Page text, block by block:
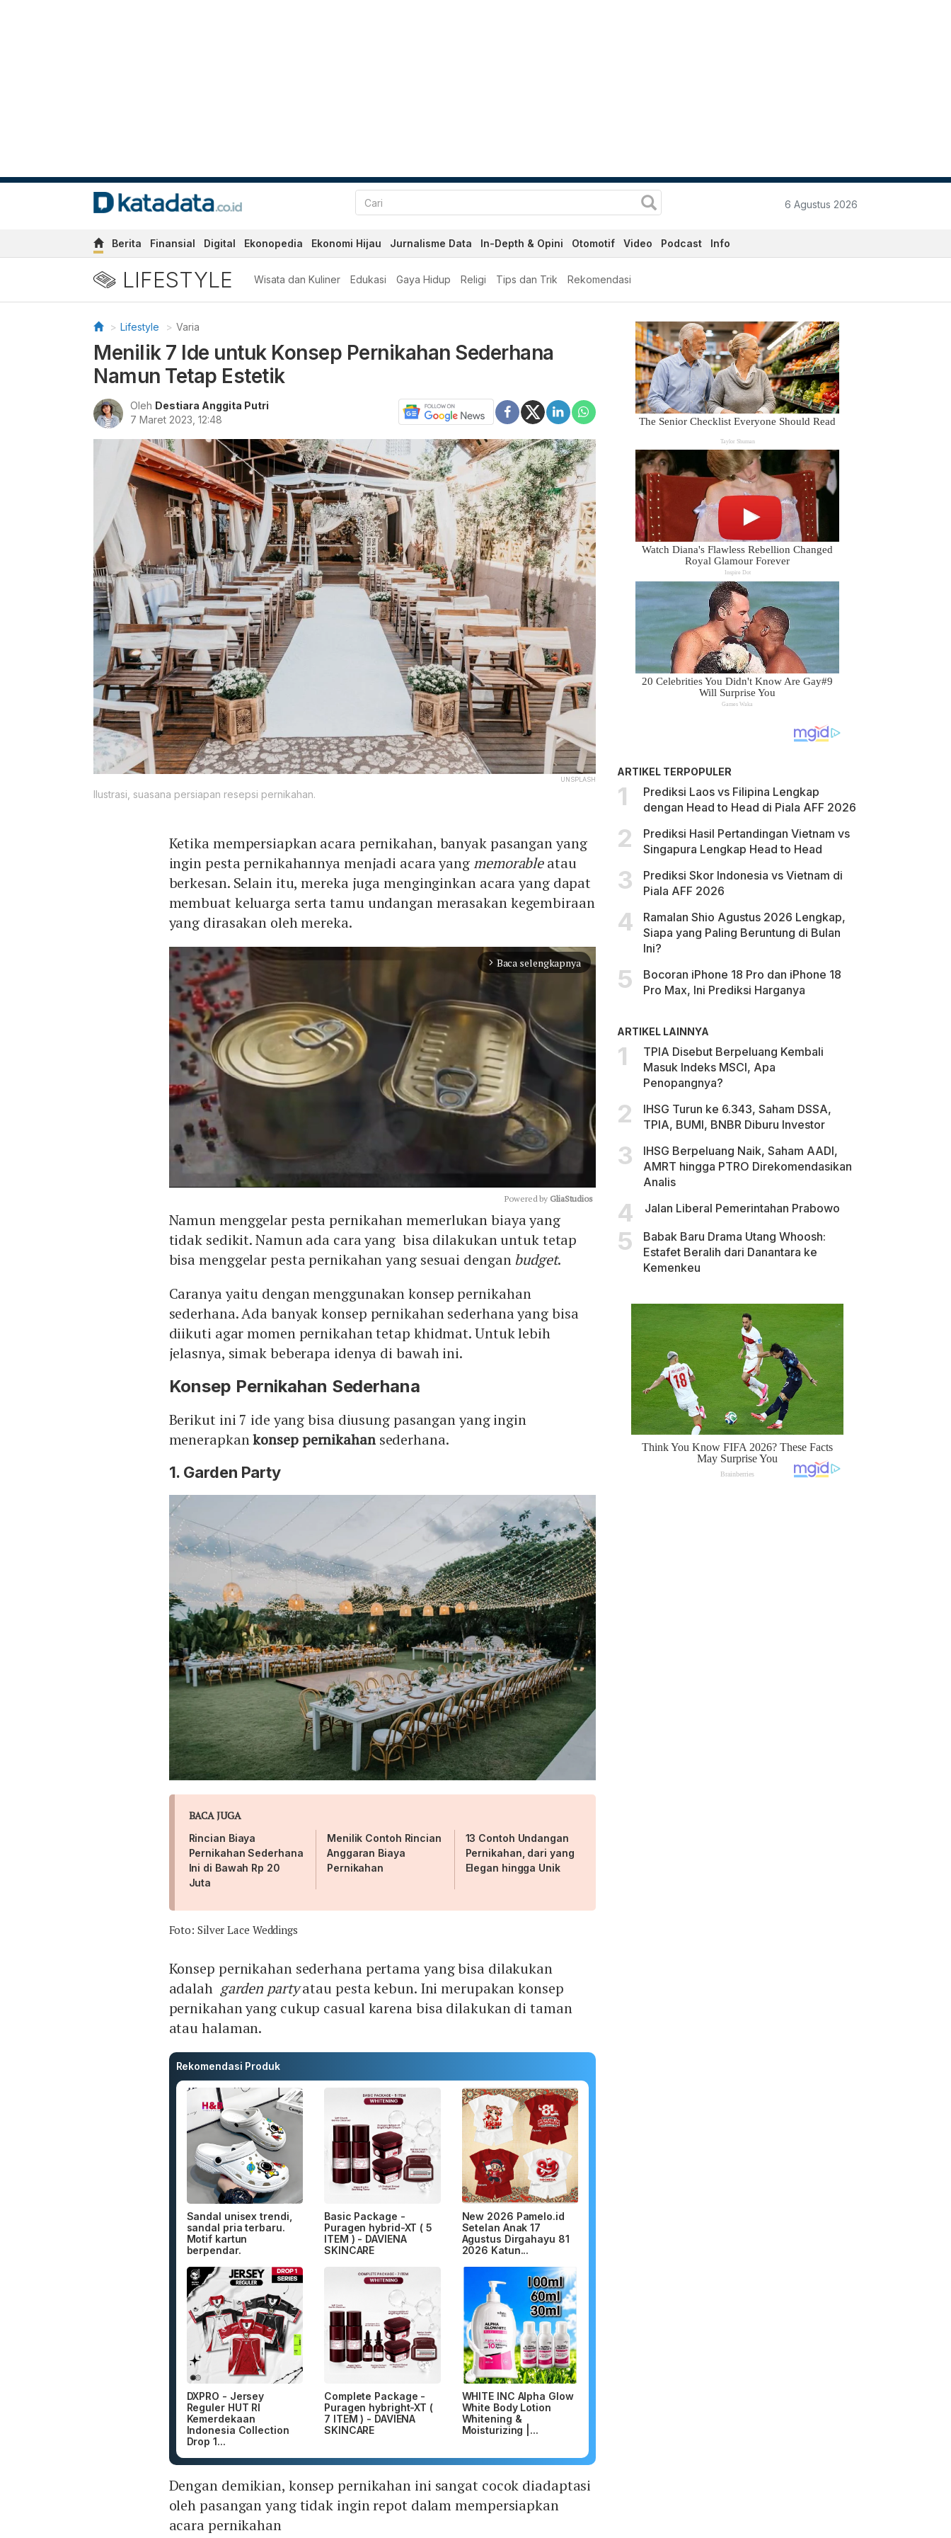
6 Agustus 2026
Berita Finansial Digital Ekonopedia Ekonomi Hijau Jurnalisme Data In-Depth & Opini Otomotif Video Podcast Info
LIFESTYLE Wisata dan Kuliner Edukasi Gaya Hidup Religi Tips dan Trik Rekomendasi
Lifestyle Varia
Menilik 7 Ide untuk Konsep Pernikahan Sederhana
Namun Tetap Estetik
Oleh Destiara Anggita Putri
7 Maret 2023, 12:48
UNSPLASH
Ilustrasi, suasana persiapan resepsi pernikahan.
Ketika mempersiapkan acara pernikahan, banyak pasangan yang
ingin pesta pernikahannya menjadi acara yangmemorableatau
berkesan. Selain itu, mereka juga menginginkan acara yang dapat
membuat keluarga serta tamu undangan merasakan kegembiraan
yang dirasakan oleh mereka.
arrow_forward_ios Baca selengkapnya
Mute
Powered by GliaStudios
Namun menggelar pesta pernikahan memerlukan biaya yang
tidak sedikit. Namun ada cara yang bisa dilakukan untuk tetap
bisa menggelar pesta pernikahan yang sesuai denganbudget.
Caranya yaitu dengan menggunakan konsep pernikahan
sederhana. Ada banyak konsep pernikahan sederhana yang bisa
diikuti agar momen pernikahan tetap khidmat. Untuk lebih
jelasnya, simak beberapa idenya di bawah ini.
Konsep Pernikahan Sederhana
Berikut ini 7 ide yang bisa diusung pasangan yang ingin
menerapkankonsep pernikahansederhana.
1. Garden Party
BACA JUGA
Rincian Biaya
Pernikahan Sederhana
Ini di Bawah Rp 20
Juta
Menilik Contoh Rincian
Anggaran Biaya
Pernikahan
13 Contoh Undangan
Pernikahan, dari yang
Elegan hingga Unik
Foto: Silver Lace Weddings
Konsep pernikahan sederhana pertama yang bisa dilakukan
adalah garden partyatau pesta kebun. Ini merupakan konsep
pernikahan yang cukup casual karena bisa dilakukan di taman
atau halaman.
Rekomendasi Produk
Sandal unisex trendi,
sandal pria terbaru.
Motif kartun
berpendar.
Basic Package -
Puragen hybrid-XT ( 5
ITEM ) - DAVIENA
SKINCARE
New 2026 Pamelo.id
Setelan Anak 17
Agustus Dirgahayu 81
2026 Katun...
DXPRO - Jersey
Reguler HUT RI
Kemerdekaan
Indonesia Collection
Drop 1...
Complete Package -
Puragen hybright-XT (
7 ITEM ) - DAVIENA
SKINCARE
WHITE INC Alpha Glow
White Body Lotion
Whitening &
Moisturizing |...
Dengan demikian, konsep pernikahan ini sangat cocok diadaptasi
oleh pasangan yang tidak ingin repot dalam mempersiapkan
acara pernikahan
ARTIKEL TERPOPULER
Prediksi Laos vs Filipina Lengkap
dengan Head to Head di Piala AFF 2026
Prediksi Hasil Pertandingan Vietnam vs
Singapura Lengkap Head to Head
Prediksi Skor Indonesia vs Vietnam di
Piala AFF 2026
Ramalan Shio Agustus 2026 Lengkap,
Siapa yang Paling Beruntung di Bulan
Ini?
Bocoran iPhone 18 Pro dan iPhone 18
Pro Max, Ini Prediksi Harganya
ARTIKEL LAINNYA
TPIA Disebut Berpeluang Kembali
Masuk Indeks MSCI, Apa
Penopangnya?
IHSG Turun ke 6.343, Saham DSSA,
TPIA, BUMI, BNBR Diburu Investor
IHSG Berpeluang Naik, Saham AADI,
AMRT hingga PTRO Direkomendasikan
Analis
Jalan Liberal Pemerintahan Prabowo
Babak Baru Drama Utang Whoosh:
Estafet Beralih dari Danantara ke
Kemenkeu